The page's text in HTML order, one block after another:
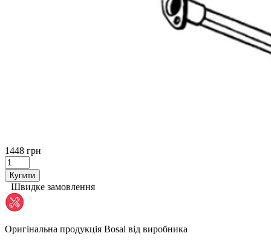
1448 грн
Купити
Швидке замовлення
Оригінальна продукція Bosal від виробника